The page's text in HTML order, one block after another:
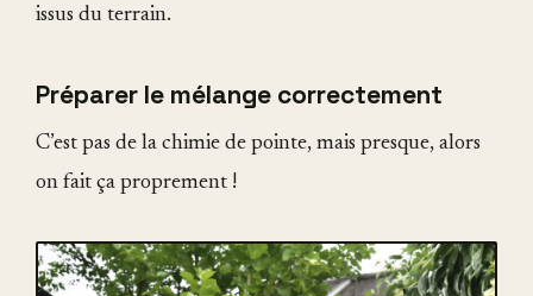
issus du terrain.
Préparer le mélange correctement
C’est pas de la chimie de pointe, mais presque, alors
on fait ça proprement !